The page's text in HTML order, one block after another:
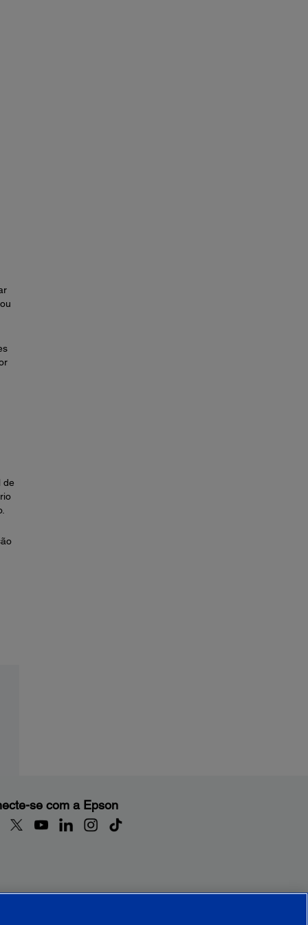
de
se com a Epson